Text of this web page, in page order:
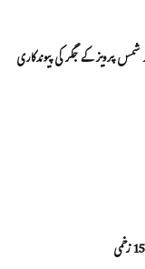
شمس پرویز کے جگر کی پیوندکاری